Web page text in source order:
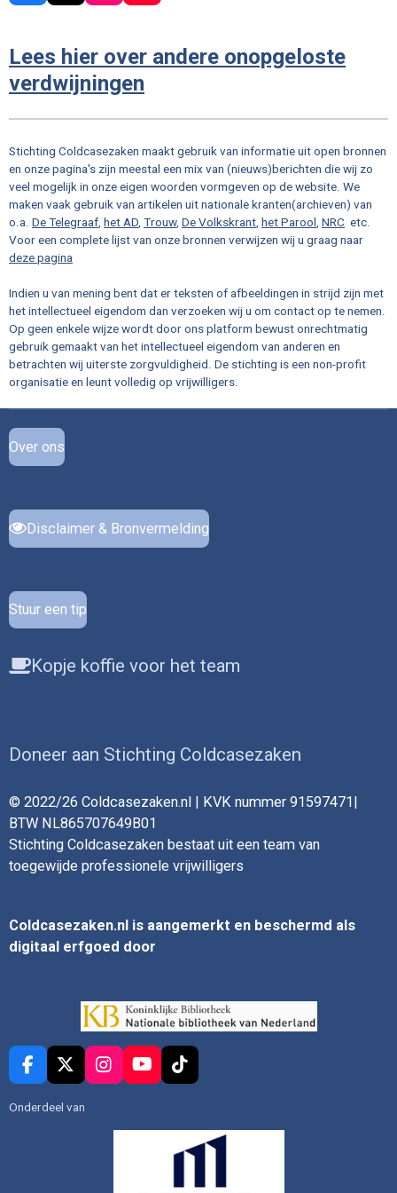
a
b
o
o
n
a
g
r
o
u
b
e
Lees hier over andere onopgeloste
verdwijningen
Stichting Coldcasezaken maakt gebruik van informatie uit open bronnen
en onze pagina's zijn meestal een mix van (nieuws)berichten die wij zo
veel mogelijk in onze eigen woorden vormgeven op de website. We
maken vaak gebruik van artikelen uit nationale kranten(archieven) van
o.a. De Telegraaf het AD Trouw, De Volkskrant het Parool NRC etc.
Voor een complete lijst van onze bronnen verwijzen wij u graag naar
deze pagina
Indien u van mening bent dat er teksten of afbeeldingen in strijd zijn met
het intellectueel eigendom dan verzoeken wij u om contact op te nemen.
Op geen enkele wijze wordt door ons platform bewust onrechtmatig
gebruik gemaakt van het intellectueel eigendom van anderen en
betrachten wij uiterste zorgvuldigheid. De stichting is een non-profit
organisatie en leunt volledig op vrijwilligers.
Over ons
Disclaimer & Bronvermelding
Stuur een tip
Kopje koffie voor het team
Doneer aan Stichting Coldcasezaken
© 2022/26 Coldcasezaken.nl | KVK nummer 91597471|
BTW NL865707649B01
Stichting Coldcasezaken bestaat uit een team van
toegewijde professionele vrijwilligers
Coldcasezaken.nl is aangemerkt en beschermd als
digitaal erfgoed door
F
a
c
X
I
n
Y
o
T
i
k
Onderdeel van